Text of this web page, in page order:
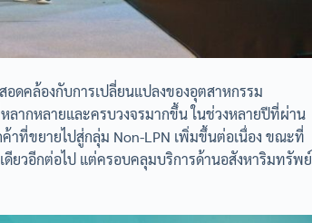
ดคล้องกับการเปลี่ยนแปลงของอุตสาหกรรม
ากหลายและครบวงจรมากขึ้น ในช่วงหลายปีที่ผ่าน
าที่ขยายไปสู่กลุ่ม Non-LPN เพิ่มขึ้นต่อเนื่อง ขณะที่
ดียวอีกต่อไป แต่ครอบคลุมบริการด้านอสังหาริมทรัพย์